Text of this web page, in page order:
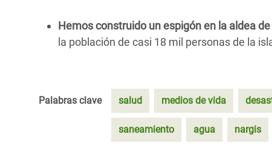
Hemos construido un espigón en la aldea
la población de casi 18 mil personas de la
Palabras clave salud medios de vida
saneamiento agua nargis